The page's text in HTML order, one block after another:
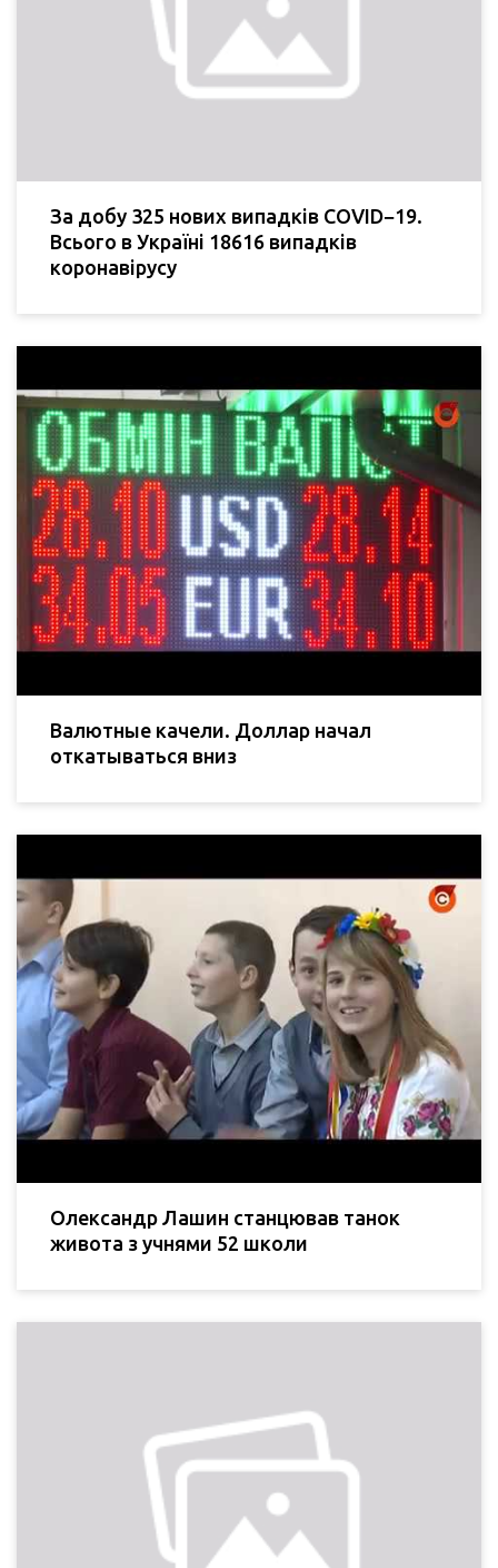
За добу 325 нових випадків COVID−19.
Всього в Україні 18616 випадків
коронавірусу
Валютные качели. Доллар начал
откатываться вниз
Олександр Лашин станцював танок
живота з учнями 52 школи